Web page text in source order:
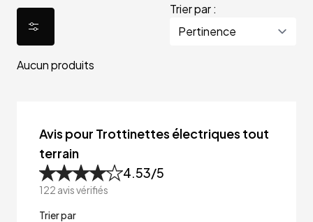
Trier par :
Aucun produits
Avis pour Trottinettes électriques tout
terrain
4.53/5
122 avis vérifiés
Trier par